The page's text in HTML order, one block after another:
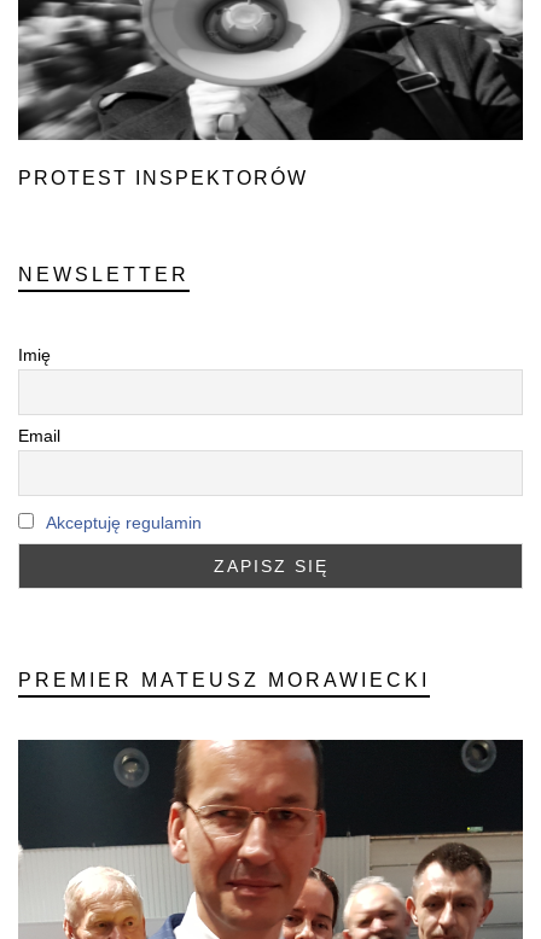
PROTEST INSPEKTORÓW
NEWSLETTER
Imię
Email
Akceptuję regulamin
PREMIER MATEUSZ MORAWIECKI